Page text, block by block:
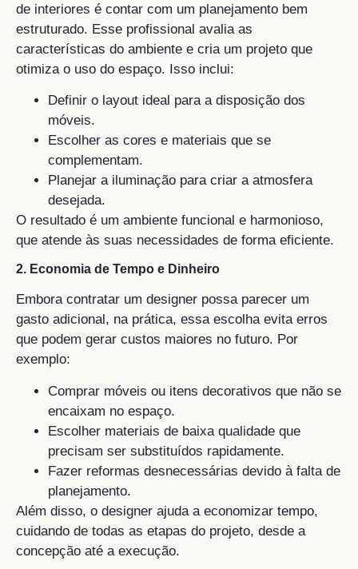
de interiores é contar com um planejamento bem
estruturado. Esse profissional avalia as
características do ambiente e cria um projeto que
otimiza o uso do espaço. Isso inclui:
Definir o layout ideal para a disposição dos
móveis.
Escolher as cores e materiais que se
complementam.
Planejar a iluminação para criar a atmosfera
desejada.
O resultado é um ambiente funcional e harmonioso,
que atende às suas necessidades de forma eficiente.
2. Economia de Tempo e Dinheiro
Embora contratar um designer possa parecer um
gasto adicional, na prática, essa escolha evita erros
que podem gerar custos maiores no futuro. Por
exemplo:
Comprar móveis ou itens decorativos que não se
encaixam no espaço.
Escolher materiais de baixa qualidade que
precisam ser substituídos rapidamente.
Fazer reformas desnecessárias devido à falta de
planejamento.
Além disso, o designer ajuda a economizar tempo,
cuidando de todas as etapas do projeto, desde a
concepção até a execução.